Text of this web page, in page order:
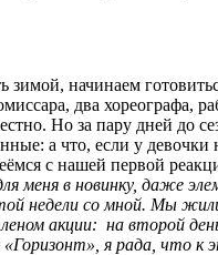
начинаем
два хореографа,
Но за пару дней до
а что, если у девочки
с нашей первой
меня в новинку, даже
со мной. Мы
акции: на второй
«Горизонт», я рада, что к